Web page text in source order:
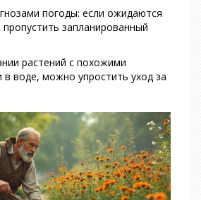
погоды: если ожидаются
запланированный
растений с похожими
в воде, можно упростить уход за